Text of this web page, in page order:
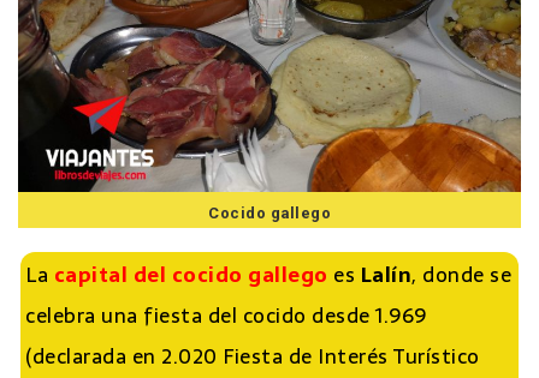
Cocido gallego
La capital del cocido gallego es Lalín, donde se
celebra una fiesta del cocido desde 1.969
(declarada en 2.020 Fiesta de Interés Turístico